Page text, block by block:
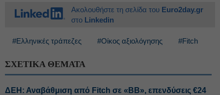
Ακολουθήστε τη σελίδα του Euro2day.gr
στο Linkedin
#Ελληνικές τράπεζες #Οίκος αξιολόγησης #Fitch
ΣΧΕΤΙΚΑ ΘΕΜΑΤΑ
ΔΕΗ: Αναβάθμιση από Fitch σε «BB», επενδύσεις €24